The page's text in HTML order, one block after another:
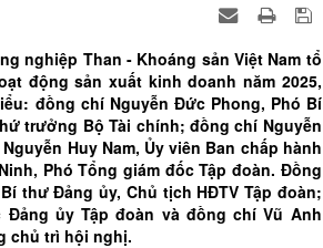
nghiệp Than - Khoáng sản Việt Nam tổ
động sản xuất kinh doanh năm 2025,
đồng chí Nguyễn Đức Phong, Phó Bí
trưởng Bộ Tài chính; đồng chí Nguyễn
Huy Nam, Ủy viên Ban chấp hành
Phó Tổng giám đốc Tập đoàn. Đồng
thư Đảng ủy, Chủ tịch HĐTV Tập đoàn;
ủy Tập đoàn và đồng chí Vũ Anh
chủ trì hội nghị.